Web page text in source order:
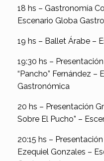
18 hs – Gastronomía
Escenario Globa
19 hs – Ballet Árabe –
19:30 hs –
“Pancho” Fernández –
Gastronómica
20 hs – Presentación
Sobre El Pucho” –
20:15 hs –
Ezequiel Gonzales –